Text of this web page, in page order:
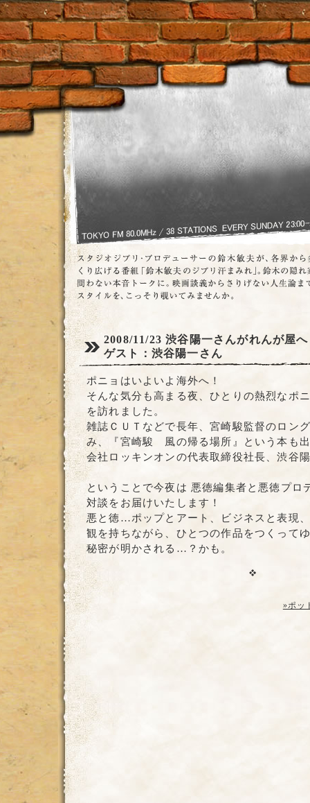
2008/11/23渋谷陽一さんがれんが屋
ゲスト：渋谷陽一さん
ポニョはいよいよ海外へ！
そんな気分も高まる夜、ひとりの熱烈なポ
を訪れました。
雑誌ＣＵＴなどで長年、宮崎駿監督のロン
み、『宮崎駿 風の帰る場所』という本も
会社ロッキンオンの代表取締役社長、渋谷
ということで今夜は 悪徳編集者と悪徳プロ
対談をお届けいたします！
悪と徳…ポップとアート、ビジネスと表現
観を持ちながら、ひとつの作品をつくって
秘密が明かされる…？かも。
»ポッ